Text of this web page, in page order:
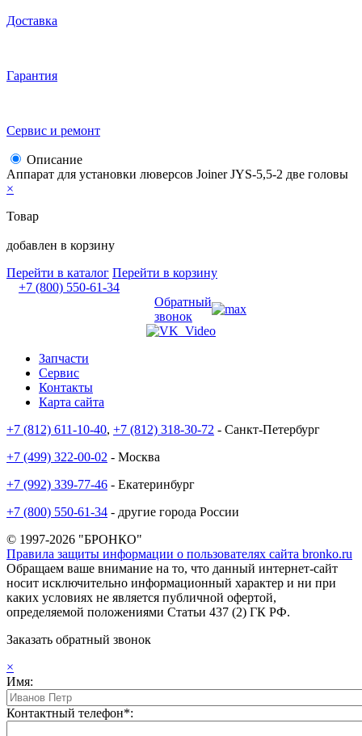
Доставка
Гарантия
Сервис и ремонт
Описание
Аппарат для установки люверсов Joiner JYS-5,5-2 две головы
×
Товар
добавлен в корзину
Перейти в каталог Перейти в корзину
+7 (800) 550-61-34
Обратный
звонок
Запчасти
Сервис
Контакты
Карта сайта
+7 (812) 611-10-40, +7 (812) 318-30-72 - Санкт-Петербург
+7 (499) 322-00-02 - Москва
+7 (992) 339-77-46 - Екатеринбург
+7 (800) 550-61-34 - другие города России
© 1997-2026 "БРОНКО"
Правила защиты информации о пользователях сайта bronko.ru
Обращаем ваше внимание на то, что данный интернет-сайт
носит исключительно информационный характер и ни при
каких условиях не является публичной офертой,
определяемой положениями Статьи 437 (2) ГК РФ.
Заказать обратный звонок
×
Имя:
Контактный телефон*: